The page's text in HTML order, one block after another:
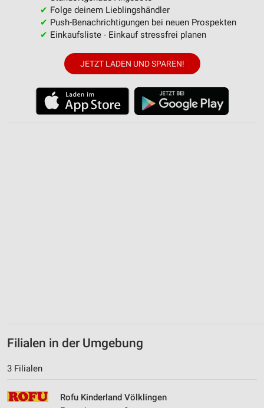
✔ Folge deinem Lieblingshändler
✔ Push-Benachrichtigungen bei neuen Prospekten
✔ Einkaufsliste - Einkauf stressfrei planen
JETZT LADEN UND SPAREN!
Filialen in der Umgebung
3 Filialen
Rofu Kinderland Völklingen
Nicht-IAB-Verarbeitungszwecke:
Notwendig
Performance
Werbung